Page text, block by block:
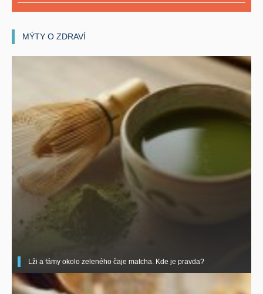
MÝTY O ZDRAVÍ
Lži a fámy okolo zeleného čaje matcha. Kde je pravda?